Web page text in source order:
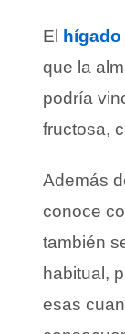
El hígado
que la
podría
fructosa,
Además
conoce
también
habitual,
esas